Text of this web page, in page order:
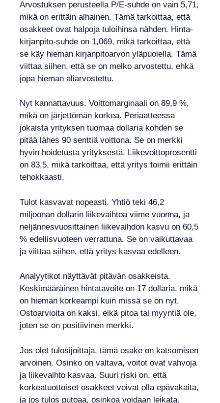
Arvostuksen perusteella P/E-suhde on vain 5,71,
mikä on erittäin alhainen. Tämä tarkoittaa, että
osakkeet ovat halpoja tuloihinsa nähden. Hinta-
kirjanpito-suhde on 1,069, mikä tarkoittaa, että
se käy hieman kirjanpitoarvon yläpuolella. Tämä
viittaa siihen, että se on melko arvostettu, ehkä
jopa hieman aliarvostettu.
Nyt kannattavuus. Voittomarginaali on 89,9 %,
mikä on järjettömän korkea. Periaatteessa
jokaista yrityksen tuomaa dollaria kohden se
pitää lähes 90 senttiä voittona. Se on merkki
hyvin hoidetusta yrityksestä. Liikevoittoprosentti
on 83,5, mikä tarkoittaa, että yritys toimii erittäin
tehokkaasti.
Tulot kasvavat nopeasti. Yhtiö teki 46,2
miljoonan dollarin liikevaihtoa viime vuonna, ja
neljännesvuosittainen liikevaihdon kasvu on 60,5
% edellisvuoteen verrattuna. Se on vaikuttavaa
ja viittaa siihen, että yritys kasvaa edelleen.
Analyytikot näyttävät pitävän osakkeista.
Keskimääräinen hintatavoite on 17 dollaria, mikä
on hieman korkeampi kuin missä se on nyt.
Ostoarvioita on kaksi, eikä pitoa tai myyntiä ole,
joten se on positiivinen merkki.
Jos olet tulosijoittaja, tämä osake on katsomisen
arvoinen. Osinko on valtava, voitot ovat vahvoja
ja liikevaihto kasvaa. Suuri riski on, että
korkeatuottoiset osakkeet voivat olla epävakaita,
ja jos tulos putoaa, osinkoa voidaan leikata.